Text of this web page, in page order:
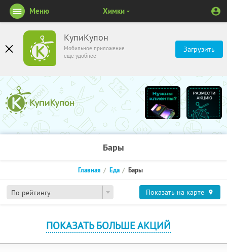
КупиКупон
Мобильное приложение
ещё удобнее
Загрузить
Меню Химки
Бары
По рейтингу
Главная Еда Бары
Показать на карте
ПОКАЗАТЬ БОЛЬШЕ АКЦИЙ